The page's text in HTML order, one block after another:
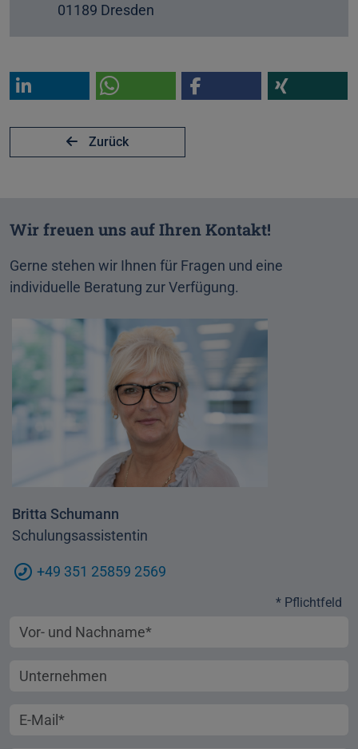
01189 Dresden
Zurück
Wir freuen uns auf Ihren Kontakt!
Gerne stehen wir Ihnen für Fragen und eine
individuelle Beratung zur Verfügung.
Britta Schumann
Schulungsassistentin
+49 351 25859 2569
* Pflichtfeld
Vorname und Nachname
Unternehmen
E-Mail-Adresse